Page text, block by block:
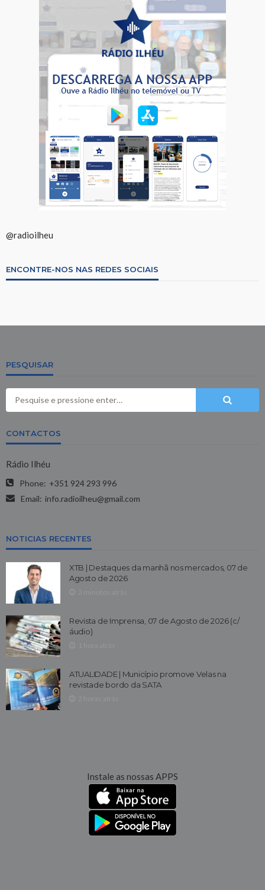
@radioilheu
ENCONTRE-NOS NAS REDES SOCIAIS
PESQUISAR
CONTACTOS
Rádio Ilhéu
Phone: +351 924 293 996
Email: info.radioilheu@gmail.com
NOTICIAS RECENTES
XTB | Destaques da manhã nos mercados, 07 de
Agosto de 2026
Revista de Imprensa, 07 de Agosto de 2026 (c/
áudio)
ATUALIDADE | Município promove Velas na
revistade bordo da SATA
Instale as nossas APPS